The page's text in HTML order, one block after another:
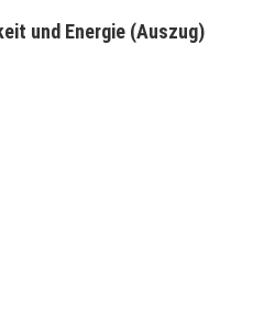
und Energie (Auszug)